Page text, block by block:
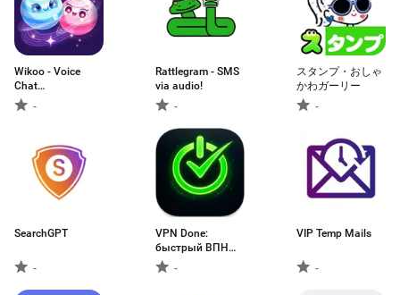
Wikoo - Voice
Chat
Party&Games
-
Rattlegram - SMS
via audio!
-
スタンプ・おしゃ
かわガーリー
-
SearchGPT
-
VPN Done:
быстрый ВПН
Россия
-
VIP Temp Mails
-